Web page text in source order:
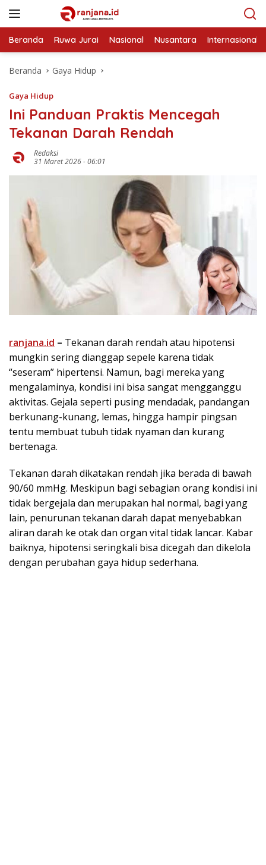
Beranda Ruwa Jurai Nasional Nusantara Internasional
Beranda Gaya Hidup
Gaya Hidup
Ini Panduan Praktis Mencegah
Tekanan Darah Rendah
Redaksi
31 Maret 2026 - 06:01
ranjana.id – Tekanan darah rendah atau hipotensi
mungkin sering dianggap sepele karena tidak
“seseram” hipertensi. Namun, bagi mereka yang
mengalaminya, kondisi ini bisa sangat mengganggu
aktivitas. Gejala seperti pusing mendadak, pandangan
berkunang-kunang, lemas, hingga hampir pingsan
tentu membuat tubuh tidak nyaman dan kurang
bertenaga.
Tekanan darah dikatakan rendah jika berada di bawah
90/60 mmHg. Meskipun bagi sebagian orang kondisi ini
tidak bergejala dan merupakan hal normal, bagi yang
lain, penurunan tekanan darah dapat menyebabkan
aliran darah ke otak dan organ vital tidak lancar. Kabar
baiknya, hipotensi seringkali bisa dicegah dan dikelola
dengan perubahan gaya hidup sederhana.